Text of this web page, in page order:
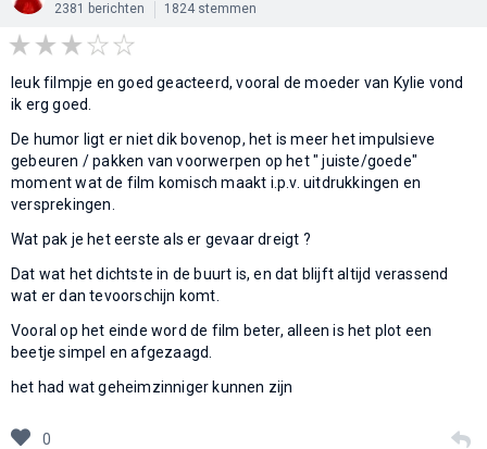
2381 berichten 1824 stemmen
leuk filmpje en goed geacteerd, vooral de moeder van Kylie vond
ik erg goed.
De humor ligt er niet dik bovenop, het is meer het impulsieve
gebeuren / pakken van voorwerpen op het " juiste/goede"
moment wat de film komisch maakt i.p.v. uitdrukkingen en
versprekingen.
Wat pak je het eerste als er gevaar dreigt ?
Dat wat het dichtste in de buurt is, en dat blijft altijd verassend
wat er dan tevoorschijn komt.
Vooral op het einde word de film beter, alleen is het plot een
beetje simpel en afgezaagd.
het had wat geheimzinniger kunnen zijn
0